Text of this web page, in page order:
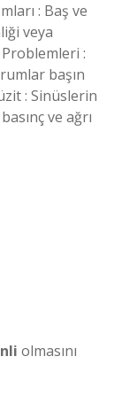
: Baş ve
veya
:
başın
: Sinüslerin
ve ağrı
olmasını